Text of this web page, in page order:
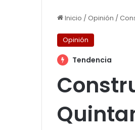
Inicio /Opinión /
Opinión
Tendencia